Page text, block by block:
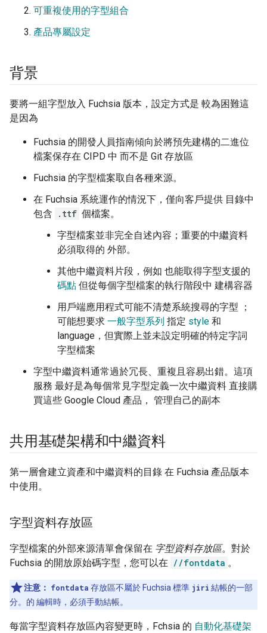
可重複使用的字型組合
產品專屬設定
背景
要將一組字型放入 Fuchsia 版本，設定方式是 較為困難這
是因為
Fuchsia 的開發人員指南傾向於將預先建構的二進位
檔案保存在 CIPD 中 而不是 Git 存放區
Fuchsia 的字型檔案取自各種來源。
在 Fuchsia 系統運作的情況下，僅向客戶提供 目錄中
包含
.ttf 個檔案。
字型檔案並非完全自述內容；重要的中繼資料
必須取得的 外部。
其他中繼資料片段，例如 也能取得字型支援的
碼點 但從每個字型檔案的執行階段中 建構容器
用戶端應用程式可能不清楚系統搜尋的字型 ；
可能想要求 一般字型系列 指定 style 和
language，但實際上並未設定明確的特定字詞
字型檔案
字型中繼資料通常過於冗長、重複且容易出錯。這項
服務 最好是為每個常見字型定義一次中繼資料 直接購
買這些 Google Cloud 產品， 管理自己的副本
共用基礎架構和中繼資料
第一層會建立資產和中繼資料的目錄 在 Fuchsia 產品版本
中使用。
字型資料存放區
字型檔案的外部來源清單會保留在 字型資料存放區。對於
Fuchsia 的開放原始碼字型，您可以在 //fontdata 。
注意： fontdata 存放區不屬於 Fuchsia 標準 jiri 結帳的一部
分。的 編輯時，必須手動結帳。
每當字型資料存放區內容變更時，Fchsia 的 自動化基礎架